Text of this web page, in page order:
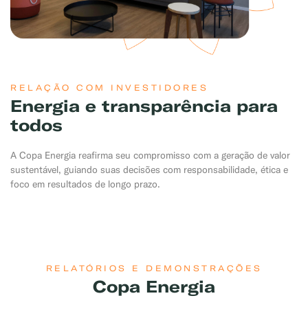
RELAÇÃO COM INVESTIDORES
Energia e transparência para
todos
A Copa Energia reafirma seu compromisso com a geração de valor
sustentável, guiando suas decisões com responsabilidade, ética e
foco em resultados de longo prazo.
RELATÓRIOS E DEMONSTRAÇÕES
Copa Energia